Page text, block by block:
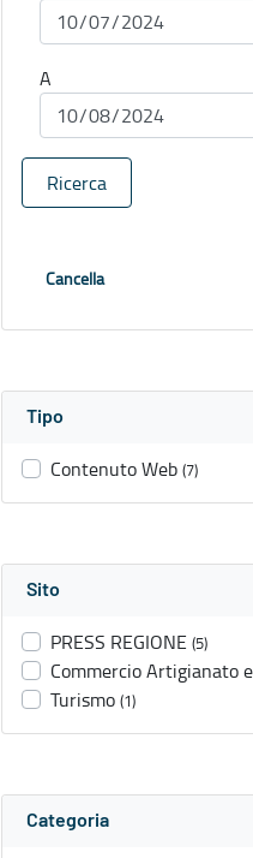
A
Ricerca
Cancella
Tipo
Contenuto Web (7)
Sito
PRESS REGIONE (5)
Commercio Artigianato
Turismo (1)
Categoria